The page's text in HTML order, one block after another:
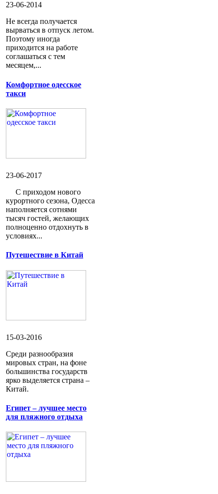
23-06-2014
Не всегда получается
вырваться в отпуск летом.
Поэтому иногда
приходится на работе
соглашаться с тем
месяцем,...
Комфортное одесское
такси
23-06-2017
С приходом нового
курортного сезона, Одесса
наполняется сотнями
тысяч гостей, желающих
полноценно отдохнуть в
условиях...
Путешествие в Китай
15-03-2016
Среди разнообразия
мировых стран, на фоне
большинства государств
ярко выделяется страна –
Китай.
Египет – лучшее место
для пляжного отдыха